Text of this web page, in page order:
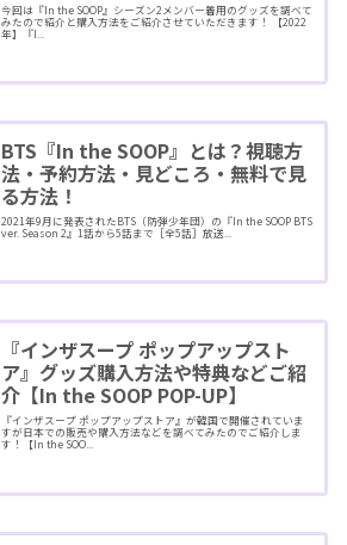
今回は『In the SOOP』シーズン2メンバー着用のグッズを調べて
みたので紹介と購入方法をご紹介させていただきます！ 【2022
年】『I...
BTS『In the SOOP』とは？視聴方
法・予約方法・見どころ・無料で見
る方法！
2021年9月に発表されたBTS（防弾少年団）の『In the SOOP BTS
ver. Season 2』1話から5話まで［全5話］放送...
『インザスープ ポップアップスト
ア』グッズ購入方法や特典などご紹
介【In the SOOP POP-UP】
『インザスープ ポップアップストア』が韓国で開催されていま
すが日本での販売や購入方法などを調べてみたのでご紹介しま
す！【In the SOO...